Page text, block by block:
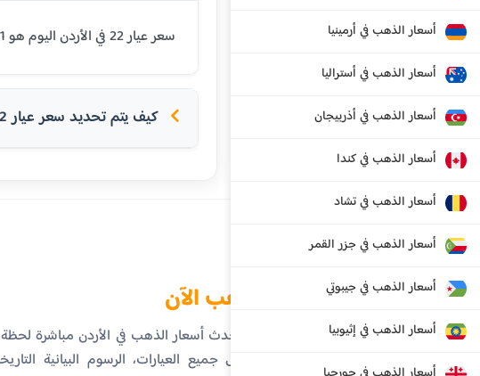
أسعار الذهب في أرمينيا
أسعار الذهب في أستراليا
أسعار الذهب في أذربيجان
أسعار الذهب في كندا
أسعار الذهب في تشاد
أسعار الذهب في جزر القمر
أسعار الذهب في جيبوتي
أسعار الذهب في إثيوبيا
سعر عيار 22 في الأردن اليوم هو 90.21 دينار أردني. يتم تحديث الأسعار بشكل يومي بناءً على أسعار السوق العالمية.
كيف يتم تحديد سعر عيار 22؟
الذهب الآن
تابع أحدث أسعار الذهب في الأردن مباشرة
تفاصيل جميع العيارات، الرسوم البيانية